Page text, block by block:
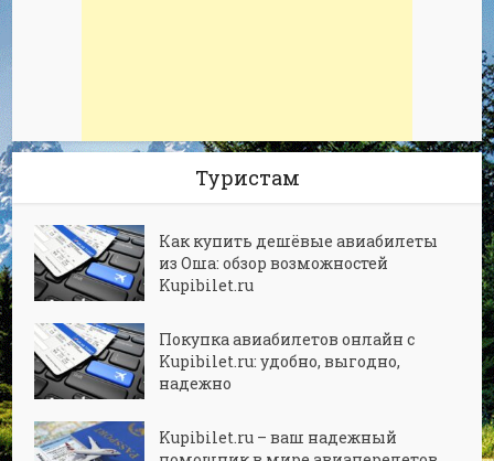
Туристам
Как купить дешёвые авиабилеты
из Оша: обзор возможностей
Kupibilet.ru
Покупка авиабилетов онлайн с
Kupibilet.ru: удобно, выгодно,
надежно
Kupibilet.ru – ваш надежный